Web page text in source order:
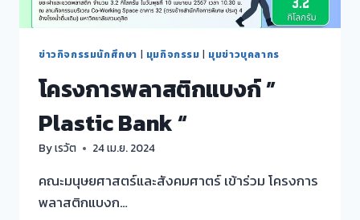
ข่าวกิจกรรมนักศึกษา | มุมกิจกรรม | มุมข่าวบุคลากร
โครงการพลาสติกแบงก์ ”
Plastic Bank “
Byเรวัต 24 เม.ย. 2024
คณะมนุษยศาสตร์และสังคมศาตร์ เข้าร่วม โครงการ
พลาสติกแบงก…